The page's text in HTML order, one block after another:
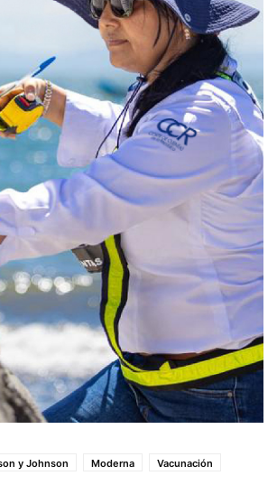
y Johnson Moderna Vacunación